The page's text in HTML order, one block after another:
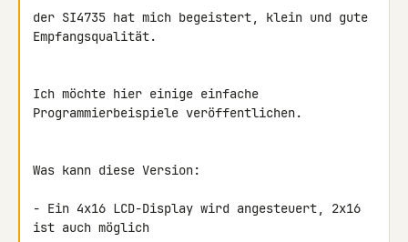
der SI4735 hat mich begeistert, klein und gute
Empfangsqualität.
Ich möchte hier einige einfache
Programmierbeispiele veröffentlichen.
Was kann diese Version:
- Ein 4x16 LCD-Display wird angesteuert, 2x16
ist auch möglich